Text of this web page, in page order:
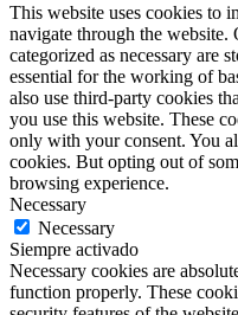
This website uses cookies to
navigate through the website.
categorized as necessary are
essential for the working of
also use third-party cookies
you use this website. These
only with your consent. You
cookies. But opting out of
browsing experience.
Necessary
Necessary
Siempre activado
Necessary cookies are
function properly. These